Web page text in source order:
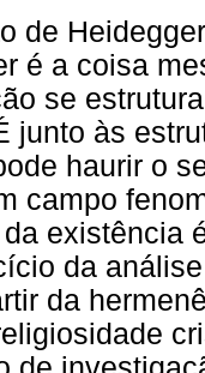
de
é a coisa
se
junto às
haurir o
campo
existência
da
da